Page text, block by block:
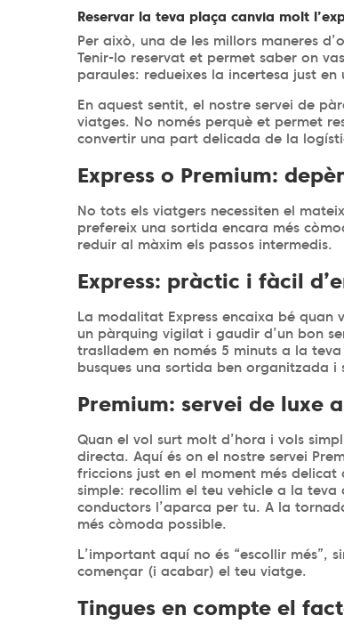
Reservar la teva plaça canvia molt
Per això, una de les millors maneres
Tenir-lo reservat et permet saber on
paraules: redueixes la incertesa just
En aquest sentit, el nostre servei de
viatges. No només perquè et permet
convertir una part delicada de la
Express o Premium:
No tots els viatgers necessiten el
prefereix una sortida encara més
reduir al màxim els passos intermedis.
Express: pràctic i fàcil
La modalitat Express encaixa bé quan
un pàrquing vigilat i gaudir d’un bon
traslladem en només 5 minuts a la
busques una sortida ben organitzada i
Premium: servei de luxe
Quan el vol surt molt d’hora i vols
directa. Aquí és on el nostre servei
friccions just en el moment més
simple: recollim el teu vehicle a la
conductors l’aparca per tu. A la
més còmoda possible.
L’important aquí no és “escollir més”,
començar (i acabar) el teu viatge.
Tingues en compte el